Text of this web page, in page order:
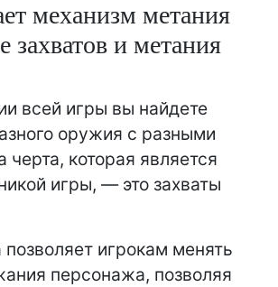
механизм метания
и метания
всей игры вы найдете
оружия с разными
черта, которая является
игры, — это захваты
игрокам менять
персонажа, позволяя